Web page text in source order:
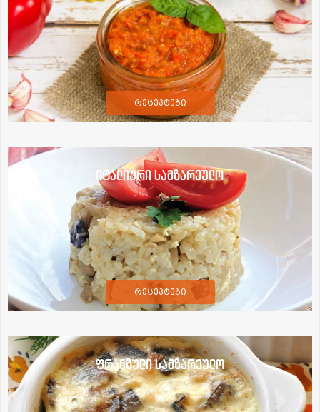
რეცეპტები
იტალიური სამზარეულო
რეცეპტები
ფრანგული სამზარეულო